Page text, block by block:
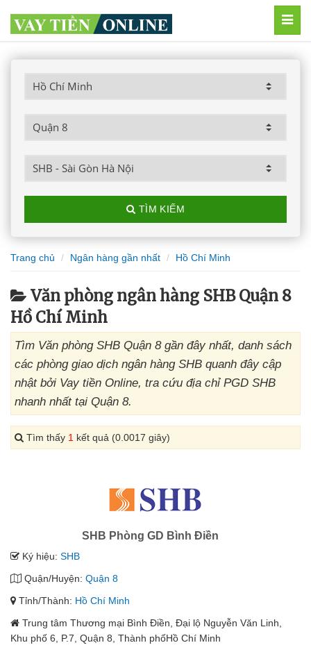
TÌM KIẾM
Trang chủ Ngân hàng gần nhất Hồ Chí Minh
Văn phòng ngân hàng SHB Quận 8
Hồ Chí Minh
Tìm Văn phòng SHB Quận 8 gần đây nhất, danh sách
các phòng giao dịch ngân hàng SHB quanh đây cập
nhật bởi Vay tiền Online, tra cứu địa chỉ PGD SHB
nhanh nhất tại Quận 8.
Tìm thấy 1 kết quả (0.0017 giây)
SHB Phòng GD Bình Điền
Ký hiệu: SHB
Quận/Huyện: Quận 8
Tỉnh/Thành: Hồ Chí Minh
Trung tâm Thương mại Bình Điền, Đại lộ Nguyễn Văn Linh,
Khu phố 6, P.7, Quận 8, Thành phốHồ Chí Minh